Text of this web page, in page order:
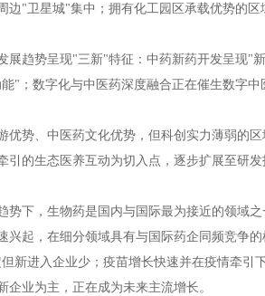
边"卫星城"集中；拥有化工园区承载优势的
展趋势呈现"三新"特征：中药新药开发呈现"
"；数字化与中医药深度融合正在催生数字
优势、中医药文化优势，但科创实力薄弱的
引的生态医养互动为切入点，逐步扩展至研
势下，生物药是国内与国际最为接近的领域
兴起，在细分领域具有与国际药企同频竞争
新进入企业少；疫苗增长快速并在疫情牵引
业为主，正在成为未来主流增长。